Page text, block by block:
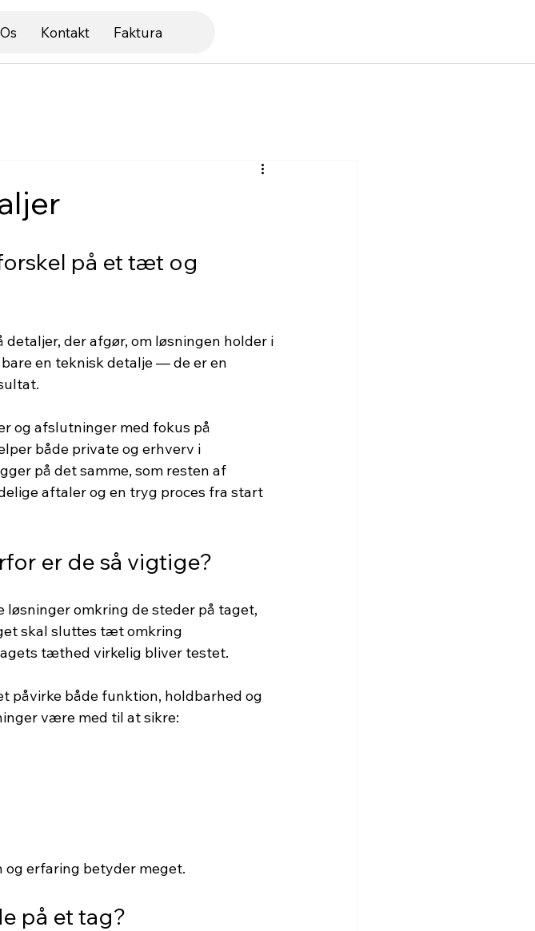
Kontakt Faktura
på et tæt og
der afgør, om løsningen holder i
en teknisk detalje — de er en
og afslutninger med fokus på
både private og erhverv i
på det samme, som resten af
aftaler og en tryg proces fra start
er de så vigtige?
omkring de steder på taget,
skal sluttes tæt omkring
tæthed virkelig bliver testet.
påvirke både funktion, holdbarhed og
være med til at sikre:
og erfaring betyder meget.
på et tag?